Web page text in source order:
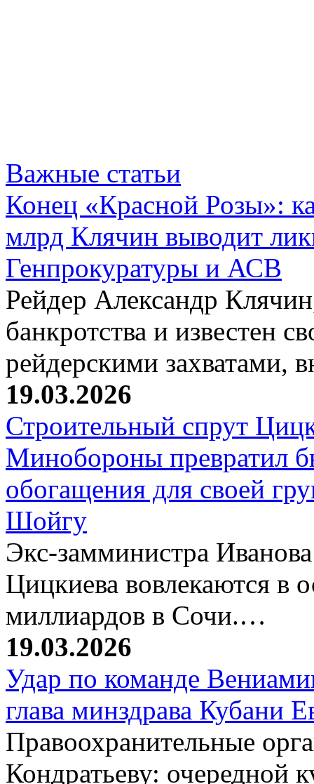
Важные статьи
Конец «Красной Розы»:
млрд Клячин выводит
Генпрокуратуры и АСВ
Рейдер Александр
банкротства и известен
рейдерскими захватами,
19.03.2026
Строительный спрут
Минобороны превратил
обогащения для своей
Шойгу
Экс-замминистра
Цицкиева вовлекаются в
миллиардов в Сочи.…
19.03.2026
Удар по команде
глава минздрава Кубани
Правоохранительные
Кондратьеву: очередной